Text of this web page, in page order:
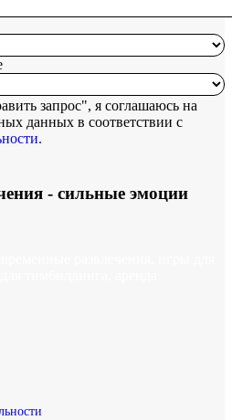
запрос", я соглашаюсь на
данных в соответствии с
- сильные эмоции